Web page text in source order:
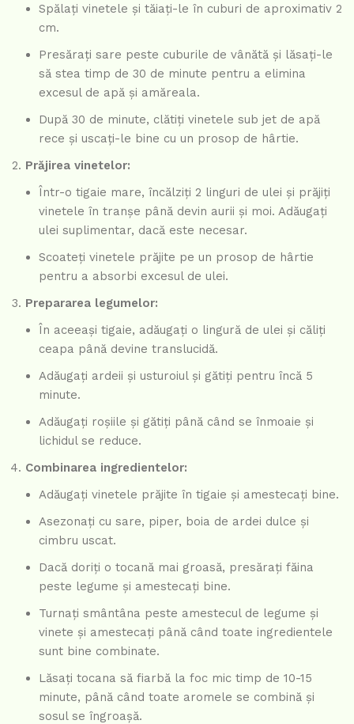
Spălați vinetele și tăiați-le în cuburi de aproximativ 2
cm.
Presărați sare peste cuburile de vânătă și lăsați-le
să stea timp de 30 de minute pentru a elimina
excesul de apă și amăreala.
După 30 de minute, clătiți vinetele sub jet de apă
rece și uscați-le bine cu un prosop de hârtie.
Prăjirea vinetelor:
Într-o tigaie mare, încălziți 2 linguri de ulei și prăjiți
vinetele în tranșe până devin aurii și moi. Adăugați
ulei suplimentar, dacă este necesar.
Scoateți vinetele prăjite pe un prosop de hârtie
pentru a absorbi excesul de ulei.
Prepararea legumelor:
În aceeași tigaie, adăugați o lingură de ulei și căliți
ceapa până devine translucidă.
Adăugați ardeii și usturoiul și gătiți pentru încă 5
minute.
Adăugați roșiile și gătiți până când se înmoaie și
lichidul se reduce.
Combinarea ingredientelor:
Adăugați vinetele prăjite în tigaie și amestecați bine.
Asezonați cu sare, piper, boia de ardei dulce și
cimbru uscat.
Dacă doriți o tocană mai groasă, presărați făina
peste legume și amestecați bine.
Turnați smântâna peste amestecul de legume și
vinete și amestecați până când toate ingredientele
sunt bine combinate.
Lăsați tocana să fiarbă la foc mic timp de 10-15
minute, până când toate aromele se combină și
sosul se îngroașă.